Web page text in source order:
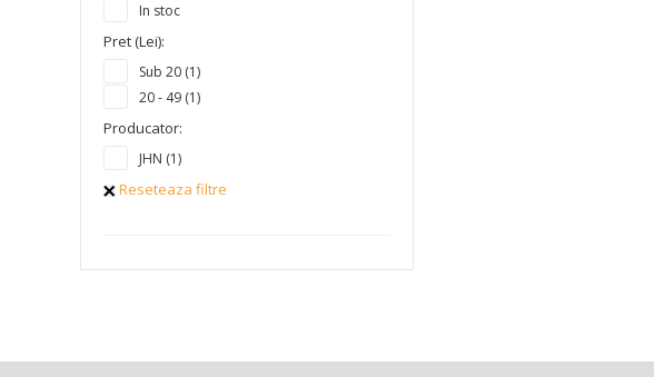
In stoc
Pret (Lei):
Sub 20 (1)
20 - 49 (1)
Producator:
JHN (1)
Reseteaza filtre